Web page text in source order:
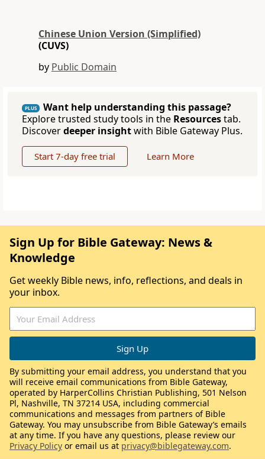
Chinese Union Version (Simplified)
(CUVS)
by Public Domain
PLUS
Want help understanding this passage?
Explore trusted study tools in the Resourcestab.
Discoverdeeper insightwith Bible Gateway Plus.
Start 7-day free trial Learn More
Sign Up for Bible Gateway: News &
Knowledge
Get weekly Bible news, info, reflections, and deals in
your inbox.
By submitting your email address, you understand that you
will receive email communications from Bible Gateway,
operated by HarperCollins Christian Publishing, 501 Nelson
Pl, Nashville, TN 37214 USA, including commercial
communications and messages from partners of Bible
Gateway. You may unsubscribe from Bible Gateway’s emails
at any time. If you have any questions, please review our
Privacy Policy or email us at privacy@biblegateway.com.